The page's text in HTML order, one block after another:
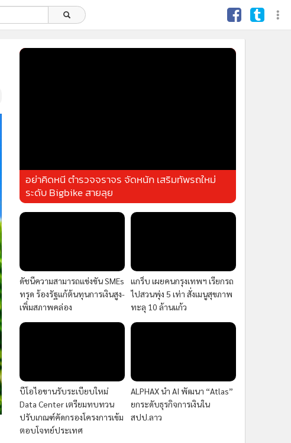
อย่าคิดหนี ตำรวจจราจร จัดหนัก เสริมทัพรถใหม่
ระดับ Bigbike สายลุย
ดัชนีความสามารถแข่งขัน SMEs
ทรุด ร้องรัฐแก้ต้นทุนการเงินสูง-
เพิ่มสภาพคล่อง
แกร็บ เผยคนกรุงเทพฯ เรียกรถ
ไปสวนพุ่ง 5 เท่า สั่งเมนูสุขภาพ
ทะลุ 10 ล้านแก้ว
บีโอไอขานรับระเบียบใหม่
Data Center เตรียมทบทวน
ปรับเกณฑ์คัดกรองโครงการเข้ม
ตอบโจทย์ประเทศ
ALPHAX นำ AI พัฒนา “Atlas”
ยกระดับธุรกิจการเงินใน
สปป.ลาว